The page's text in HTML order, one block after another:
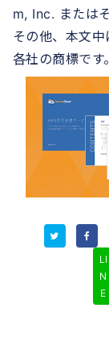
m, Inc. または
その他、本文中
各社の商標です。
LI
N
E